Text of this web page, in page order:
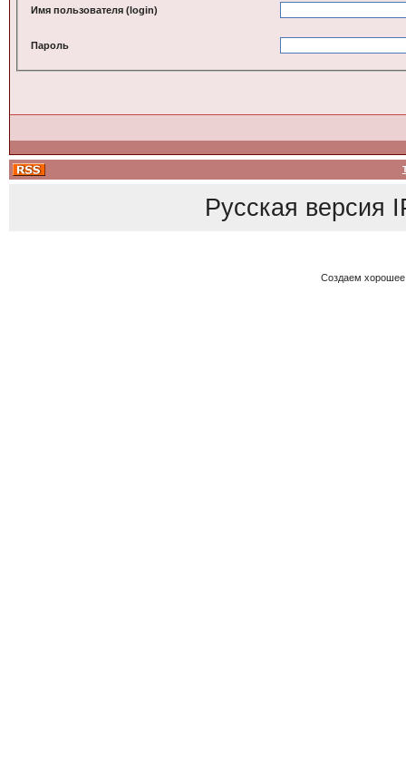
Имя пользователя (login)
Пароль
Русская версия
Создаем